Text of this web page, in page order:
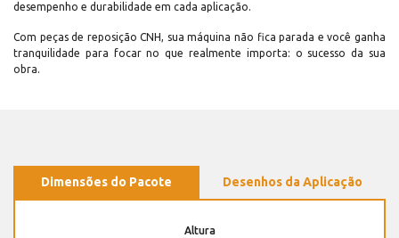
desempenho e durabilidade em cada aplicação.
Com peças de reposição CNH, sua máquina não fica parada e você ganha
tranquilidade para focar no que realmente importa: o sucesso da sua
obra.
Dimensões do Pacote Desenhos da Aplicação
Altura